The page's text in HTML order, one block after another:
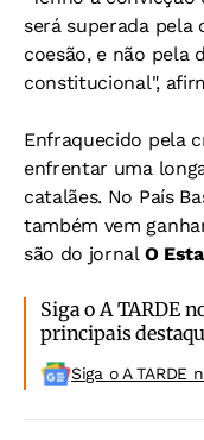
será superada pela
coesão, e não pela
constitucional",
Enfraquecido pela
enfrentar uma
catalães. No País
também vem
são do jornal O
Siga o A TARDE
principais
Siga o A TARDE